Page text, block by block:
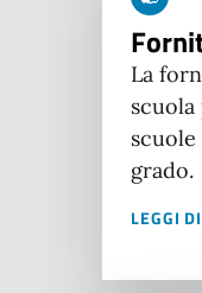
La
grado.
LEGGI